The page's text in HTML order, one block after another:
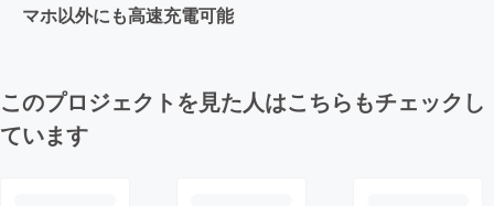
マホ以外にも高速充電可能
このプロジェクトを見た人はこちらもチェックし
ています